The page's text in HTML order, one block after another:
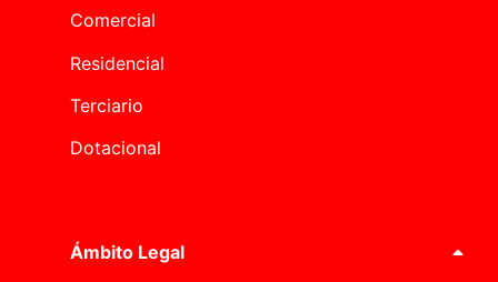
Comercial
Residencial
Terciario
Dotacional
Ámbito Legal